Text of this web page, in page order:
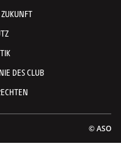
DES CLUB
© ASO